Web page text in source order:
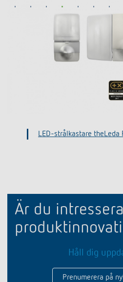
LED-strålkastare theLeda
Är du
Håll dig
Prenumerera på